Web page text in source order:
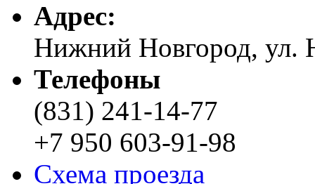
Адреc:
Нижний Новгород, ул.
Телефоны
(831) 241-14-77
+7 950 603-91-98
Схема проезда